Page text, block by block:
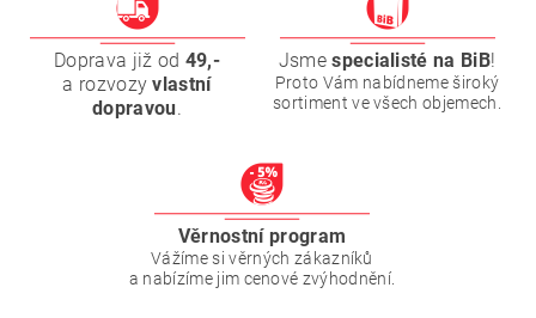
Doprava již od 49,-
a rozvozyvlastní
dopravou.
Jsmespecialisté na BiB!
Proto Vám nabídneme široký
sortiment ve všech objemech.
Věrnostní program
Vážíme si věrných zákazníků
a nabízíme jim cenové zvýhodnění.